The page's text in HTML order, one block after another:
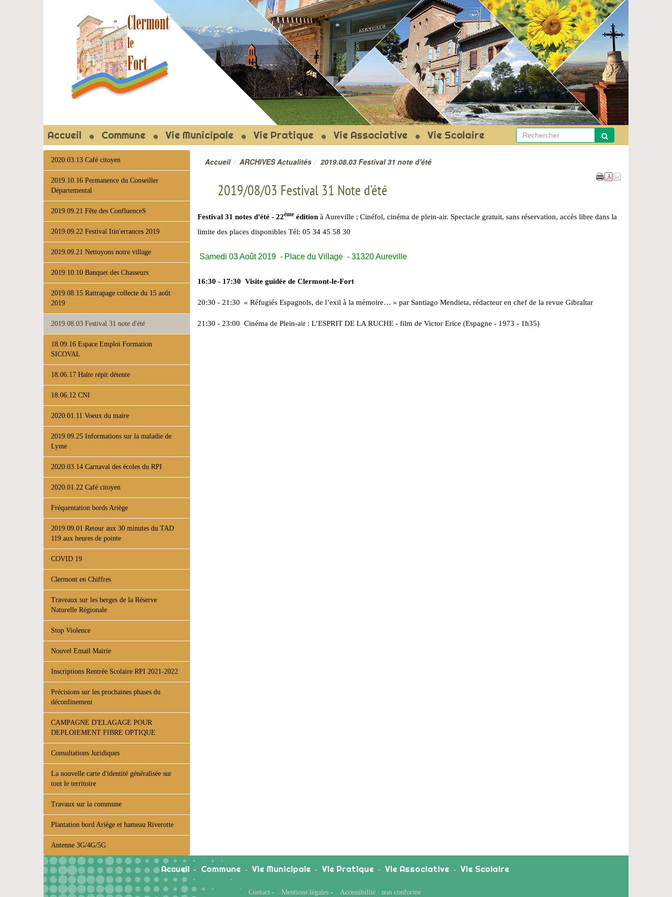
CLERMONT-LE-FORT
Accueil Commune Vie Municipale Vie Pratique Vie Associative Vie Scolaire
Accueil ARCHIVES Actualités 2019.08.03 Festival 31 note d'été
2019/08/03 Festival 31 Note d'été
Festival 31 notes d'été - 22èmeédition à Aureville ; Cinéfol, cinéma de plein-air. Spectacle gratuit, sans réservation, accès libre dans la
limite des places disponibles Tél: 05 34 45 58 30
Samedi 03 Août 2019 - Place du Village - 31320 Aureville
16:30 - 17:30 Visite guidée de Clermont-le-Fort
20:30 - 21:30 « Réfugiés Espagnols, de l’exil à la mémoire… » par Santiago Mendieta, rédacteur en chef de la revue Gibraltar
21:30 - 23:00 Cinéma de Plein-air : L’ESPRIT DE LA RUCHE - film de Victor Erice (Espagne - 1973 - 1h35)
2020.03.13 Café citoyen
2019.10.16 Permanence du Conseiller
Départemental
2019.09.21 Fête des ConfluenceS
2019.09.22 Festival Itin'errances 2019
2019.09.21 Nettoyons notre village
2019.10.10 Banquet des Chasseurs
2019.08.15 Rattrapage collecte du 15 août
2019
2019.08.03 Festival 31 note d'été
18.09.16 Espace Emploi Formation
SICOVAL
18.06.17 Halte répit détente
18.06.12 CNI
2020.01.11 Voeux du maire
2019.09.25 Informations sur la maladie de
Lyme
2020.03.14 Carnaval des écoles du RPI
2020.01.22 Café citoyen
Fréquentation bords Ariège
2019.09.01 Retour aux 30 minutes du TAD
119 aux heures de pointe
COVID 19
Clermont en Chiffres
Traveaux sur les berges de la Réserve
Naturelle Régionale
Stop Violence
Nouvel Email Mairie
Inscriptions Rentrée Scolaire RPI 2021-2022
Précisions sur les prochaines phases du
déconfinement
CAMPAGNE D'ELAGAGE POUR
DEPLOIEMENT FIBRE OPTIQUE
Consultations Juridiques
La nouvelle carte d'identité généralisée sur
tout le territoire
Travaux sur la commune
Plantation bord Ariège et hameau Riverotte
Antenne 3G/4G/5G
Accueil - Commune - Vie Municipale - Vie Pratique - Vie Associative - Vie Scolaire
Contact - Mentions légales - Accessibilité : non conforme